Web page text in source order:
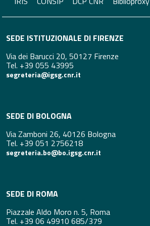
SEDE ISTITUZIONALE DI FIRENZE
Via dei Barucci 20, 50127 Firenze
Tel. +39 055 43995
segreteria@igsg.cnr.it
SEDE DI BOLOGNA
Via Zamboni 26, 40126 Bologna
Tel. +39 051 2756218
segreteria.bo@bo.igsg.cnr.it
SEDE DI ROMA
Piazzale Aldo Moro n. 5, Roma
Tel. +39 06 49910 685/379